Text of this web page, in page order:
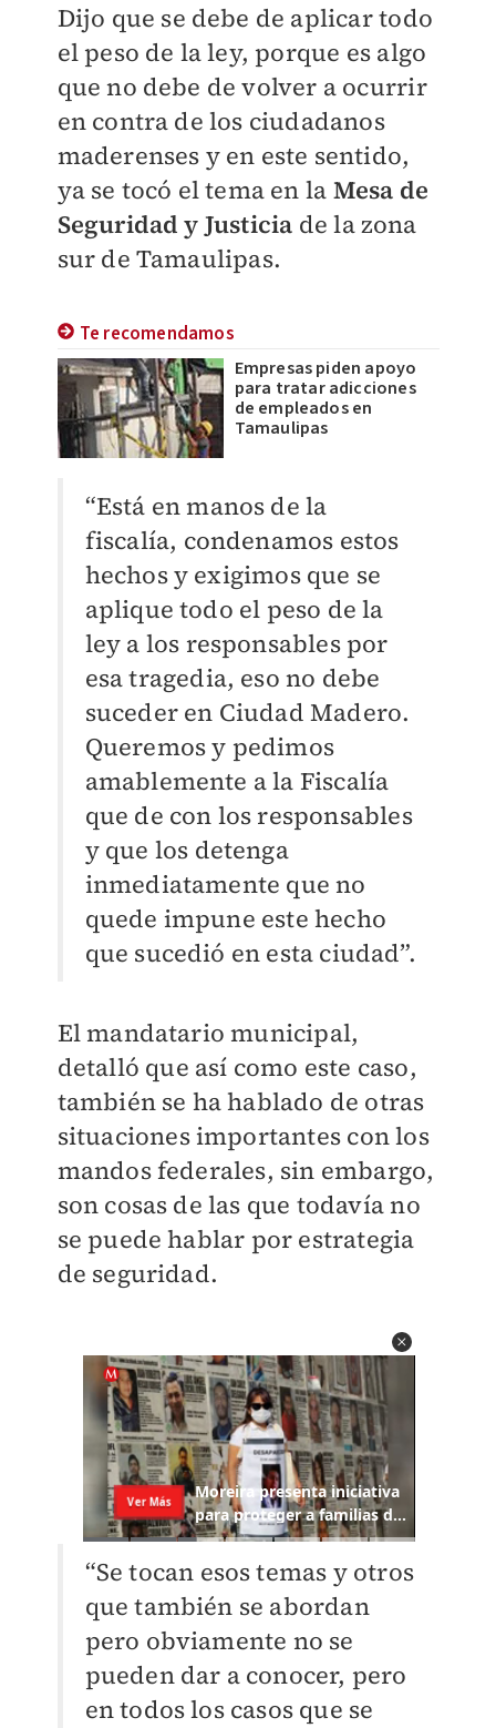
Dijo que se debe de aplicar todo
el peso de la ley, porque es algo
que no debe de volver a ocurrir
en contra de los ciudadanos
maderenses y en este sentido,
ya se tocó el tema en la Mesa de
Seguridad y Justicia de la zona
sur de Tamaulipas.
Te recomendamos
Empresas piden apoyo
para tratar adicciones
de empleados en
Tamaulipas
“Está en manos de la
fiscalía, condenamos estos
hechos y exigimos que se
aplique todo el peso de la
ley a los responsables por
esa tragedia, eso no debe
suceder en Ciudad Madero.
Queremos y pedimos
amablemente a la Fiscalía
que de con los responsables
y que los detenga
inmediatamente que no
quede impune este hecho
que sucedió en esta ciudad”.
El mandatario municipal,
detalló que así como este caso,
también se ha hablado de otras
situaciones importantes con los
mandos federales, sin embargo,
son cosas de las que todavía no
se puede hablar por estrategia
de seguridad.
“Se tocan esos temas y otros
que también se abordan
pero obviamente no se
pueden dar a conocer, pero
en todos los casos que se